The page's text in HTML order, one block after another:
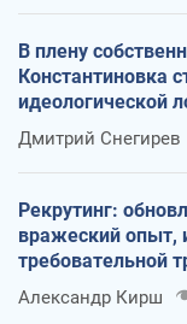
В плену
Константиновка
идеологической
оккупантов
Дмитрий Снегирев
Рекрутинг:
вражеский опыт,
требовательной
Александр Кирш